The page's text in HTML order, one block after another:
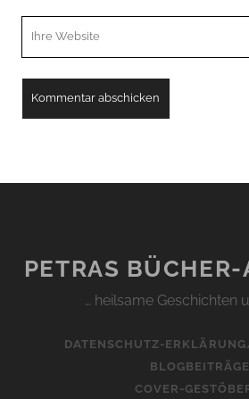
PETRAS BÜCHER-
… heilsame Geschichten
DATENSCHUTZ-
BLOGBEITRÄGE
COVER-